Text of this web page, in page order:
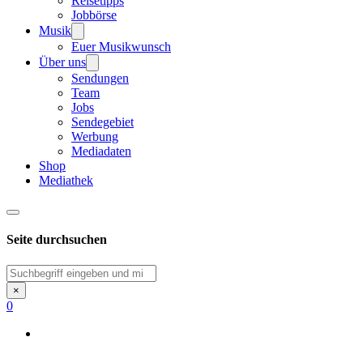
Jobbörse
Musik
Euer Musikwunsch
Über uns
Sendungen
Team
Jobs
Sendegebiet
Werbung
Mediadaten
Shop
Mediathek
Seite durchsuchen
Suchen
×
0